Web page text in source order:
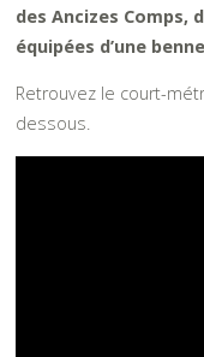
des Ancizes Comps,
équipées d’une
Retrouvez le court-
dessous.